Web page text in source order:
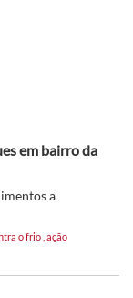
em bairro da
a
o frio ação